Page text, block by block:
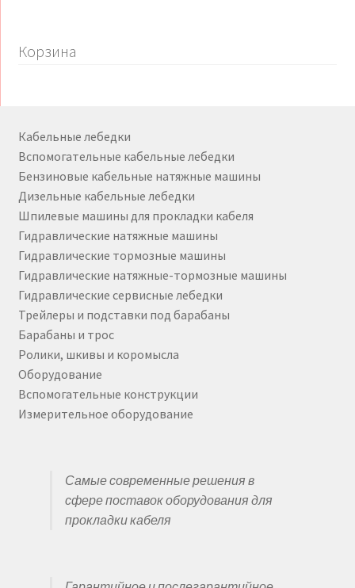
Корзина
Кабельные лебедки
Вспомогательные кабельные лебедки
Бензиновые кабельные натяжные машины
Дизельные кабельные лебедки
Шпилевые машины для прокладки кабеля
Гидравлические натяжные машины
Гидравлические тормозные машины
Гидравлические натяжные-тормозные машины
Гидравлические сервисные лебедки
Трейлеры и подставки под барабаны
Барабаны и трос
Ролики, шкивы и коромысла
Оборудование
Вспомогательные конструкции
Измерительное оборудование
Самые современные решения в
сфере поставок оборудования для
прокладки кабеля